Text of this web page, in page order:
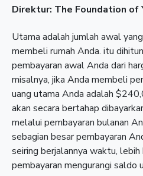
Direktur: The Foundation of
Utama adalah jumlah awal
membeli rumah Anda. itu
pembayaran awal Anda dari
misalnya, jika Anda membeli
uang utama Anda adalah
akan secara bertahap
melalui pembayaran bulanan
sebagian besar pembayaran
seiring berjalannya waktu,
pembayaran mengurangi saldo